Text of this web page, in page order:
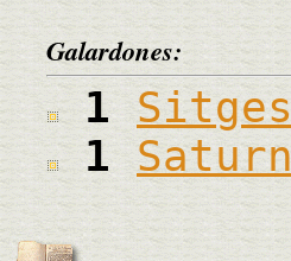
Galardones:
1 Sitges
1Saturn